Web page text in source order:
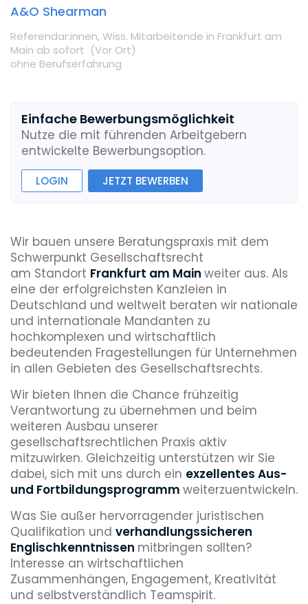
A&O Shearman
Referendar:innen,Wiss. Mitarbeitende in Frankfurt am
Main ab sofort (Vor Ort)
ohne Berufserfahrung
Einfache Bewerbungsmöglichkeit
Nutze die mit führenden Arbeitgebern
entwickelte Bewerbungsoption.
LOGIN JETZT BEWERBEN
Wir bauen unsere Beratungspraxis mit dem
Schwerpunkt Gesellschaftsrecht
am Standort Frankfurt am Main weiter aus. Als
eine der erfolgreichsten Kanzleien in
Deutschland und weltweit beraten wir nationale
und internationale Mandanten zu
hochkomplexen und wirtschaftlich
bedeutenden Fragestellungen für Unternehmen
in allen Gebieten des Gesellschaftsrechts.
Wir bieten Ihnen die Chance frühzeitig
Verantwortung zu übernehmen und beim
weiteren Ausbau unserer
gesellschaftsrechtlichen Praxis aktiv
mitzuwirken. Gleichzeitig unterstützen wir Sie
dabei, sich mit uns durch ein exzellentes Aus-
und Fortbildungsprogramm weiterzuentwickeln.
Was Sie außer hervorragender juristischen
Qualifikation und verhandlungssicheren
Englischkenntnissen mitbringen sollten?
Interesse an wirtschaftlichen
Zusammenhängen, Engagement, Kreativität
und selbstverständlich Teamspirit.